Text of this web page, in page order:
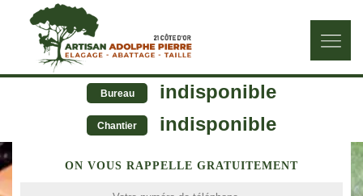
Bureau indisponible
Chantier indisponible
ON VOUS RAPPELLE GRATUITEMENT